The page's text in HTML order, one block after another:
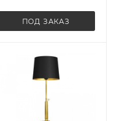
ПОД ЗАКАЗ